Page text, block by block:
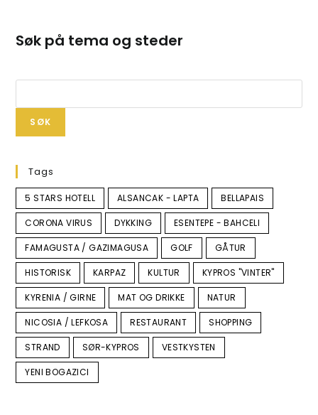
Søk på tema og steder
SØK
Tags
5 STARS HOTELL ALSANCAK - LAPTA BELLAPAIS
CORONA VIRUS DYKKING ESENTEPE - BAHCELI
FAMAGUSTA / GAZIMAGUSA GOLF GÅTUR
HISTORISK KARPAZ KULTUR KYPROS "VINTER"
KYRENIA / GIRNE MAT OG DRIKKE NATUR
NICOSIA / LEFKOSA RESTAURANT SHOPPING
STRAND SØR-KYPROS VESTKYSTEN
YENI BOGAZICI